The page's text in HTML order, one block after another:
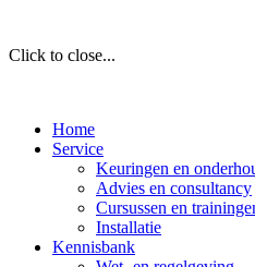
Click to close...
Home
Service
Keuringen en
Advies en consultancy
Cursussen en
Installatie
Kennisbank